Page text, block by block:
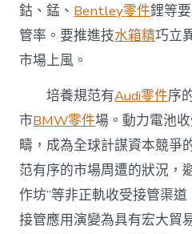
鈷、錳、 Bentley零件鋰等
管率。要推進技水箱精巧立
市場上風。
培養規范有Audi零件序
市BMW零件場。動力電池
疇，成為全球計謀資本競爭
范有序的市場周遭的狀況，
作坊”等非正軌收受接管渠
接管應用演變為具有宏大貿